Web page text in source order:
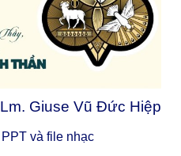
Lm. Giuse Vũ Đức Hiệp
và file nhạc